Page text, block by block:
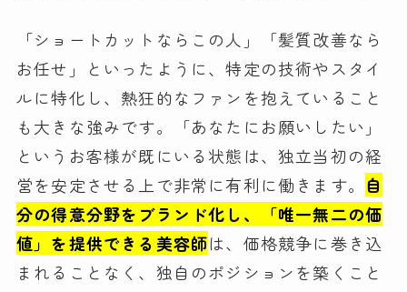
「ショートカットならこの人」「髪質改善なら
お任せ」といったように、特定の技術やスタイ
ルに特化し、熱狂的なファンを抱えていること
も大きな強みです。「あなたにお願いしたい」
というお客様が既にいる状態は、独立当初の経
営を安定させる上で非常に有利に働きます。 自
分の得意分野をブランド化し、「唯一無二の価
値」を提供できる美容師は、価格競争に巻き込
まれることなく、独自のポジションを築くこと